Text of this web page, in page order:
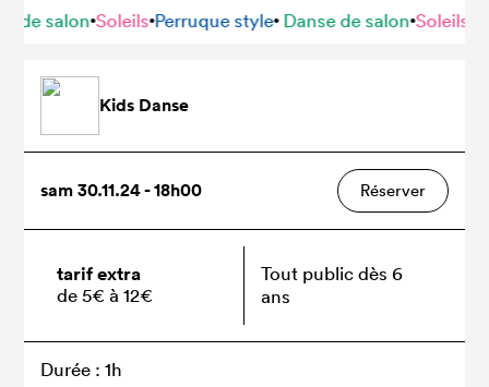
salon•Soleils•Perruque style• Danse de salon•Soleils•
Kids Danse
sam 30.11.24 - 18h00 Réserver
tarif extra
de 5€ à 12€
Tout public dès 6
ans
Durée : 1h